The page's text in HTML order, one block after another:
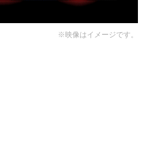
※映像はイメージです。